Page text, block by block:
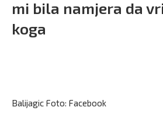
mi bila namjera da
koga
Balijagic Foto: Facebook